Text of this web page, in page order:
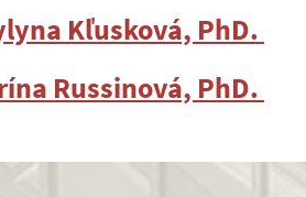
Kľusková, PhD.
Russinová, PhD.